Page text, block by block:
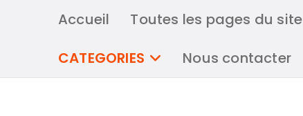
Accueil Toutes les pages du site
CATEGORIES
Nous contacter